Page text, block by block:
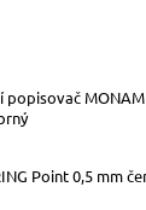
popisovač
Point 0,5 mm